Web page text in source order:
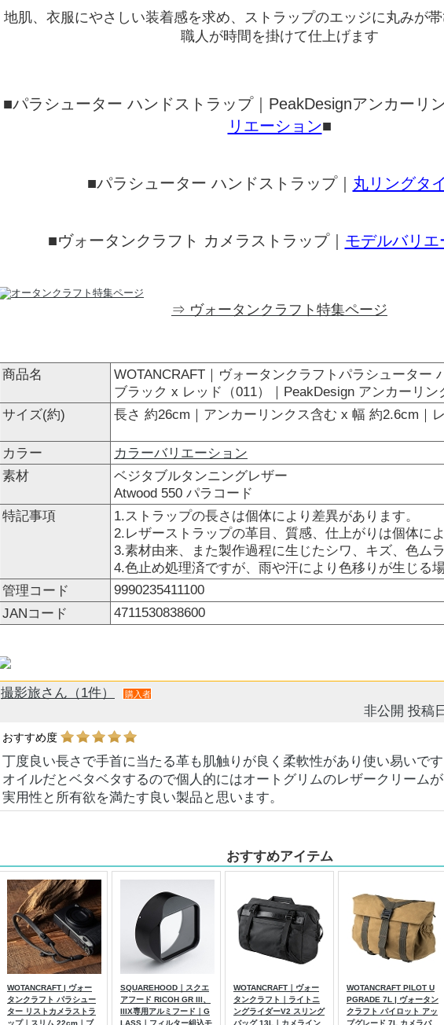
地肌、衣服にやさしい装着感を求め、ストラップのエッジに丸みが
職人が時間を掛けて仕上げます
■パラシューター ハンドストラップ｜PeakDesignアンカーリ
リエーション■
■パラシューター ハンドストラップ｜ 丸リングタ
■ヴォータンクラフト カメラストラップ｜ モデルバリエ
⇒ ヴォータンクラフト特集ページ
商品名
WOTANCRAFT｜ヴォータンクラフトパラシューター
ブラック x レッド（011）｜PeakDesign アンカーリン
サイズ(約)
長さ 約26cm｜アンカーリンクス含む x 幅 約2.6cm｜
カラー
カラーバリエーション
素材
ベジタブルタンニングレザー
Atwood 550 パラコード
特記事項
1.ストラップの長さは個体により差異があります。
2.レザーストラップの革目、質感、仕上がりは個体に
3.素材由来、また製作過程に生じたシワ、キズ、色ムラ
4.色止め処理済ですが、雨や汗により色移りが生じる
管理コード
9990235411100
JANコード
4711530838600
撮影旅さん（1件） 購入者
非公開 投稿
おすすめ度
丁度良い長さで手首に当たる革も肌触りが良く柔軟性があり使い易いで
オイルだとベタベタするので個人的にはオートグリムのレザークリームが
実用性と所有欲を満たす良い製品と思います。
おすすめアイテム
WOTANCRAFT | ヴォー
タンクラフト パラシュー
ター リストカメラストラ
ップ｜スリム 22cm｜ブ
SQUAREHOOD｜スクエ
アフード RICOH GR III、
IIIX専用アルミフード｜G
LASS｜フィルター組込モ
WOTANCRAFT｜ヴォー
タンクラフト｜ライトニ
ングライダーV2 スリング
バッグ 13L｜カメライン
WOTANCRAFT PILOT U
PGRADE 7L | ヴォータン
クラフト パイロット アッ
プグレード 7L カメラバ